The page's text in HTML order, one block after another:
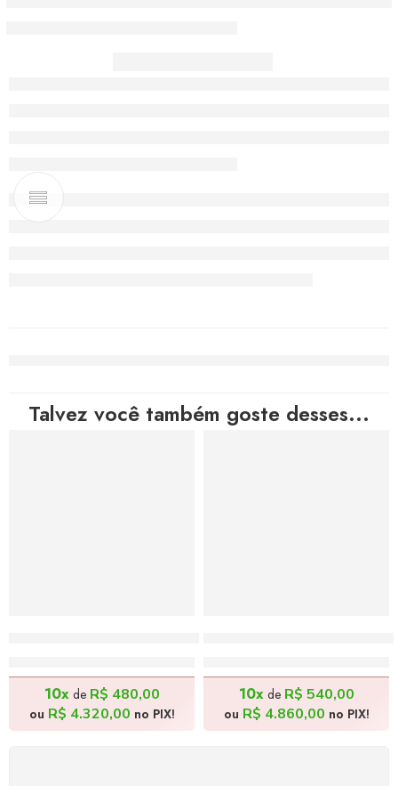
Talvez você também goste desses...
10xde R$ 480,00
ou R$ 4.320,00 no PIX!
10xde R$ 540,00
ou R$ 4.860,00 no PIX!